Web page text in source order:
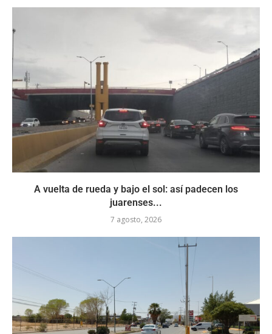
A vuelta de rueda y bajo el sol: así padecen los
juarenses...
7 agosto, 2026